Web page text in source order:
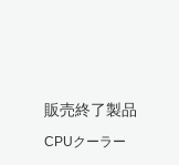
販売終了製品
CPUクーラー